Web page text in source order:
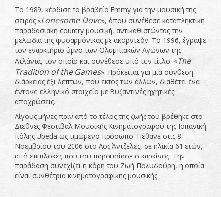
Το 1989, κέρδισε το βραβείο Emmy για την μουσική της
σειράς «Lonesome Dove», όπου συνέθεσε καταπληκτική
παραδοσιακή country μουσική, αντικαθιστώντας την
μελωδία της φυσαρμόνικας με ακορντεόν. To 1996, έγραψε
τον εναρκτήριο ύμνο των Ολυμπιακών Αγώνων της
Ατλάντα, τον οποίο και συνέθεσε υπό τον τίτλο: «The
Tradition of the Games». Πρόκειται για μία σύνθεση
διάρκειας έξι λεπτών, που εκτός των άλλων, διαθέτει ένα
έντονο ελληνικό στοιχείο με Βυζαντινές ηχητικές
αποχρώσεις.
Λίγους μήνες πριν από το τέλος της ζωής του βρέθηκε στο
Διεθνές Φεστιβάλ Μουσικής Κινηματογράφου της Ισπανική
πόλης Ubeda ως τιμώμενο πρόσωπο. Πέθανε στις 8
Νοεμβρίου του 2006 στο Λος Άντζελες, σε ηλικία 61 ετών,
από επιπλοκές που του παρουσίασε ο καρκίνος. Την
παράδοση συνεχίζει η κόρη του Ζωή Πολυδούρη, η οποία
είναι συνθέτρια κινηματογραφικής μουσικής.